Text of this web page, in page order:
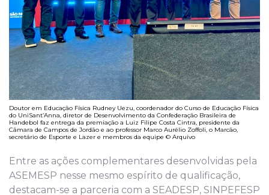
Doutor em Educação Física Rudney Uezu, coordenador do Curso de Educação Física
do UniSant’Anna, diretor de Desenvolvimento da Confederação Brasileira de
Handebol faz entrega da premiação a Luiz Filipe Costa Cintra, presidente da
Câmara de Campos de Jordão e ao professor Marco Aurélio Zoffoli, o Marcão,
secretário de Esporte e Lazer e membros da equipe © Arquivo
Entre as ações complementares desenvolvidas pela
ASEMESP nesse mesmo espírito de qualificação,
destacam-se a parceria com a SEADESP, SINPEFESP